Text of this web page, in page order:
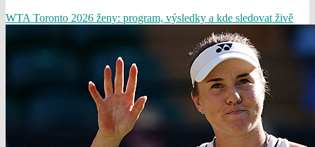
WTA Toronto 2026 ženy: program, výsledky a kde sledovat živě